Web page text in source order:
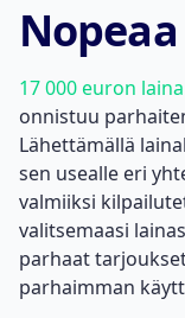
17 000 euron laina
onnistuu
Lähettämällä
sen usealle eri
valmiiksi
valitsemaasi
parhaat
parhaimman